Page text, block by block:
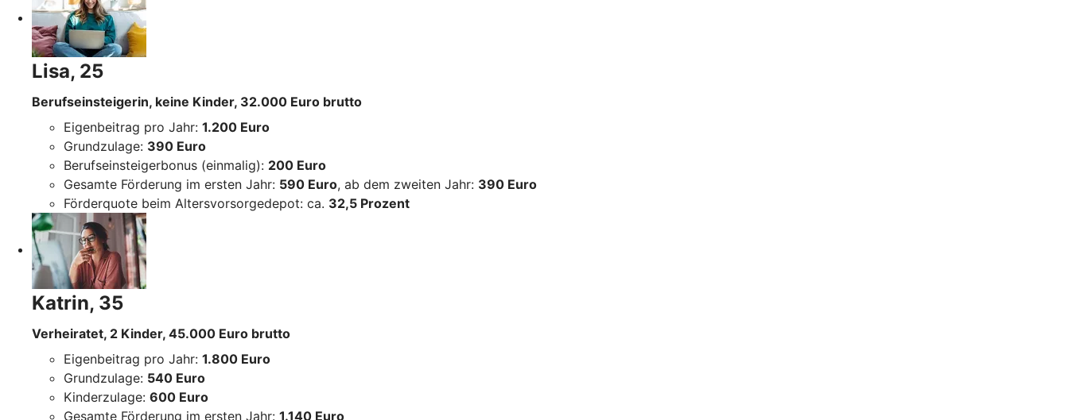
Lisa, 25
Berufseinsteigerin, keine Kinder, 32.000 Euro brutto
Eigenbeitrag pro Jahr: 1.200 Euro
Grundzulage: 390 Euro
Berufseinsteigerbonus (einmalig): 200 Euro
Gesamte Förderung im ersten Jahr: 590 Euro, ab dem zweiten Jahr: 390 Euro
Förderquote beim Altersvorsorgedepot: ca. 32,5 Prozent
Katrin, 35
Verheiratet, 2 Kinder, 45.000 Euro brutto
Eigenbeitrag pro Jahr: 1.800 Euro
Grundzulage: 540 Euro
Kinderzulage: 600 Euro
Gesamte Förderung im ersten Jahr: 1.140 Euro